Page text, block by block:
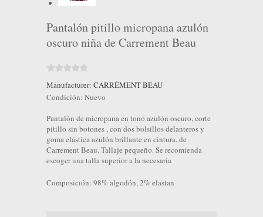
Pantalón pitillo micropana azulón
oscuro niña de Carrement Beau
Manufacturer: CARRÉMENT BEAU
Condición: Nuevo
Pantalón de micropana en tono azulón oscuro, corte
pitillo sin botones , con dos bolsillos delanteros y
goma elástica azulón brillante en cintura, de
Carrement Beau. Tallaje pequeño. Se recomienda
escoger una talla superior a la necesaria
Composición: 98% algodón, 2% elastan